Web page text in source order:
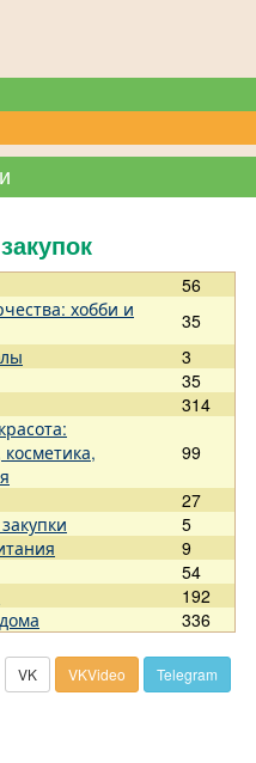
56
хобби и
35
3
35
314
99
27
5
9
54
192
336
VK VKVideo Telegram